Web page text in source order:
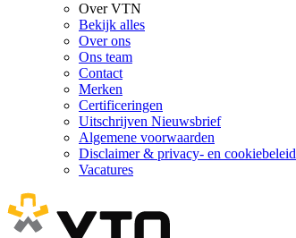
Over VTN
Bekijk alles
Over ons
Ons team
Contact
Merken
Certificeringen
Uitschrijven Nieuwsbrief
Algemene voorwaarden
Disclaimer & privacy- en cookiebeleid
Vacatures